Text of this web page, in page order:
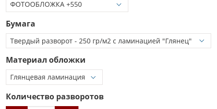
Бумага
Материал обложки
Количество разворотов